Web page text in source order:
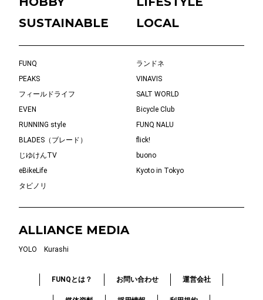
SUSTAINABLE
LOCAL
FUNQ
ランドネ
PEAKS
VINAVIS
フィールドライフ
SALT WORLD
EVEN
Bicycle Club
RUNNING style
FUNQ NALU
BLADES（ブレード）
flick!
じゆけんTV
buono
eBikeLife
Kyoto in Tokyo
タビノリ
ALLIANCE MEDIA
YOLO Kurashi
FUNQとは？ お問い合わせ 運営会社